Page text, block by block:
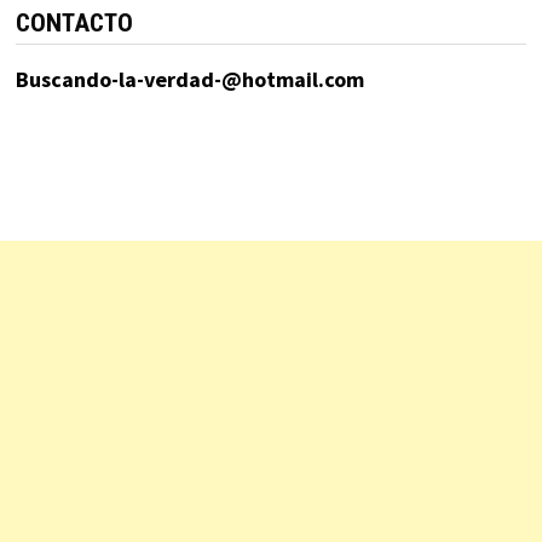
CONTACTO
Buscando-la-verdad-@hotmail.com